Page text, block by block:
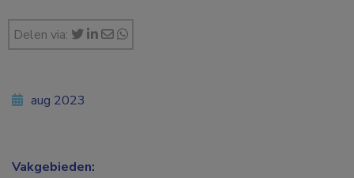
Delen via:
aug 2023
Vakgebieden: